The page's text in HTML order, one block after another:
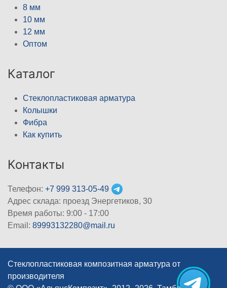
8 мм
10 мм
12 мм
Оптом
Каталог
Стеклопластиковая арматура
Колышки
Фибра
Как купить
Контакты
Телефон: +7 999 313-05-49
Адрес склада: проезд Энергетиков, 30
Время работы: 9:00 - 17:00
Email: 89993132280@mail.ru
Стеклопластиковая композитная арматура от
производителя